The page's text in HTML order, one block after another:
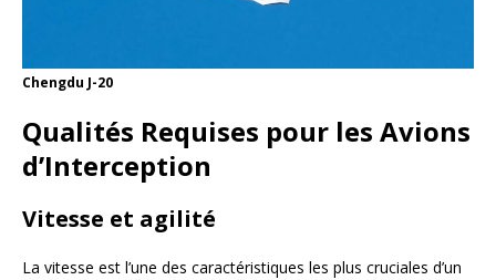
Chengdu J-20
Qualités Requises pour les Avions
d’Interception
Vitesse et agilité
La vitesse est l’une des caractéristiques les plus cruciales d’un